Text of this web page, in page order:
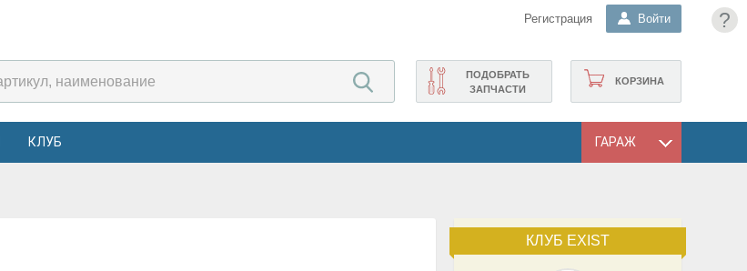
?
Регистрация Войти
КОРЗИНА
ПОДОБРАТЬ
ЗАПЧАСТИ
КЛУБ ГАРАЖ
КЛУБ EXIST